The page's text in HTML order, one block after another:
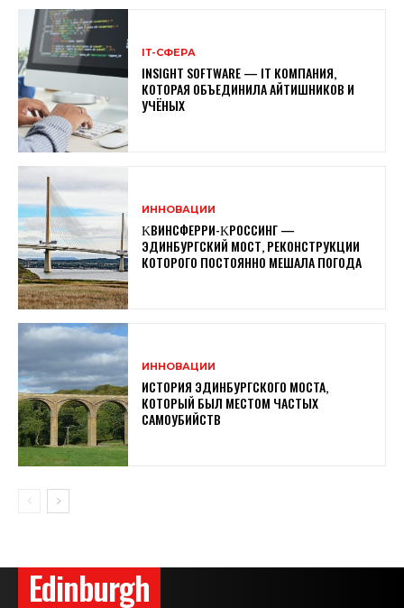
ІТ-СФЕРА
INSIGHT SOFTWARE — IТ КОМПАНИЯ,
КОТОРАЯ ОБЪЕДИНИЛА АЙТИШНИКОВ И
УЧЁНЫХ
ИННОВАЦИИ
ΚВИНСФЕРРИ-ΚРОССИНГ —
ЭДИНБУРГСКИЙ МОСТ, РЕКОНСТРУКЦИИ
КОТОРОГО ПОСТОЯННО МЕШАЛА ПОГОДА
ИННОВАЦИИ
ИСТОРИЯ ЭДИНБУРГСКОГО МОСТА,
КОТОРЫЙ БЫЛ МЕСТОМ ЧАСТЫХ
САМОУБИЙСТВ
Edinburgh